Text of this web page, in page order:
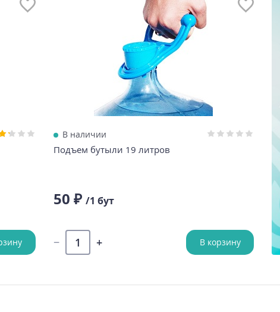
В наличии
Подъем бутыли 19 литров
50 ₽ /1 бут
В корзину